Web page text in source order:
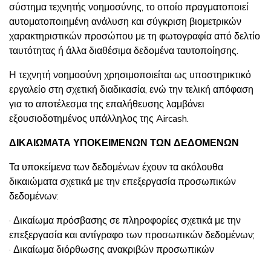
σύστημα τεχνητής νοημοσύνης, το οποίο πραγματοποιεί
αυτοματοποιημένη ανάλυση και σύγκριση βιομετρικών
χαρακτηριστικών προσώπου με τη φωτογραφία από δελτίο
ταυτότητας ή άλλα διαθέσιμα δεδομένα ταυτοποίησης.
Η τεχνητή νοημοσύνη χρησιμοποιείται ως υποστηρικτικό
εργαλείο στη σχετική διαδικασία, ενώ την τελική απόφαση
για το αποτέλεσμα της επαλήθευσης λαμβάνει
εξουσιοδοτημένος υπάλληλος της Aircash.
ΔΙΚΑΙΩΜΑΤΑ ΥΠΟΚΕΙΜΕΝΩΝ ΤΩΝ ΔΕΔΟΜΕΝΩΝ
Τα υποκείμενα των δεδομένων έχουν τα ακόλουθα
δικαιώματα σχετικά με την επεξεργασία προσωπικών
δεδομένων:
· Δικαίωμα πρόσβασης σε πληροφορίες σχετικά με την
επεξεργασία και αντίγραφο των προσωπικών δεδομένων;
· Δικαίωμα διόρθωσης ανακριβών προσωπικών